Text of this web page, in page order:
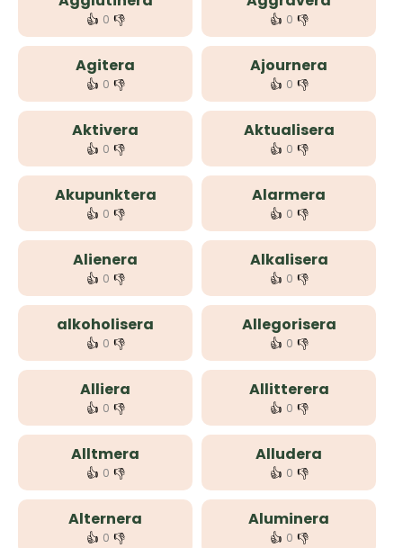
👍 0 👎 👍 0 👎
Agitera
👍 0 👎
Ajournera
👍 0 👎
Aktivera
👍 0 👎
Aktualisera
👍 0 👎
Akupunktera
👍 0 👎
Alarmera
👍 0 👎
Alienera
👍 0 👎
Alkalisera
👍 0 👎
alkoholisera
👍 0 👎
Allegorisera
👍 0 👎
Alliera
👍 0 👎
Allitterera
👍 0 👎
Alltmera
👍 0 👎
Alludera
👍 0 👎
Alternera
👍 0 👎
Aluminera
👍 0 👎